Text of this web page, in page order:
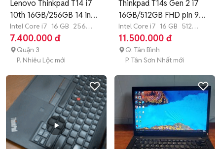
Lenovo Thinkpad T14 i7
10th 16GB/256GB 14 inch
FH
Intel Core i7 16 GB 256
GB SSD
7.400.000 đ
Quận 3
P. Nhiêu Lộc mới
Thinkpad T14s Gen 2 i7
16GB/512GB FHD pin 9
lần
Intel Core i7 16 GB 512
GB
SSD
11.500.000 đ
Q. Tân Bình
P. Tân Sơn Nhất mới